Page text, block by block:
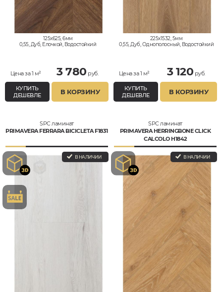
125x625, 6мм
0,55, Дуб, Елочкой, Водостойкий
Цена за 1 м² 3 780 руб.
КУПИТЬ
ДЕШЕВЛЕ
В КОРЗИНУ
225x1532, 5мм
0,55, Дуб, Однополосный, Водостойкий
Цена за 1 м² 3 120 руб.
КУПИТЬ
ДЕШЕВЛЕ
В КОРЗИНУ
SPC ламинат
PRIMAVERA FERRARA BICICLETA F1831
В НАЛИЧИИ
SPC ламинат
PRIMAVERA HERRINGBONE CLICK
СALCOLO H1842
В НАЛИЧИИ